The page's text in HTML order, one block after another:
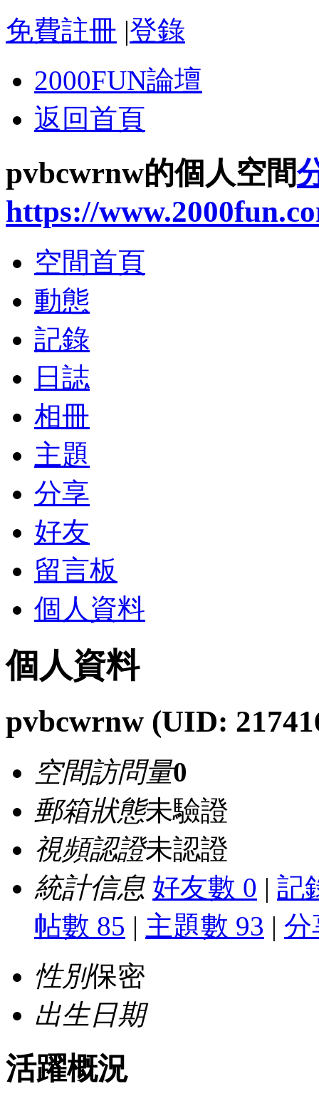
免費註冊 |登錄
2000FUN論壇
返回首頁
pvbcwrnw的個人空間
https://
空間首頁
動態
記錄
日誌
相冊
主題
分享
好友
留言板
個人資料
個人資料
pvbcwrnw (UID:
空間訪問量0
郵箱狀態未驗證
視頻認證未認證
統計信息 好友數 0 | 記
帖數 85 | 主題數 93 | 分
性別保密
出生日期
活躍概況